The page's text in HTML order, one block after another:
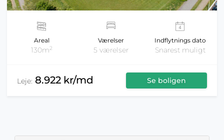
Areal
130m2
Værelser
5 værelser
Indflytnings dato
Snarest muligt
Leje: 8.922 kr/md Se boligen